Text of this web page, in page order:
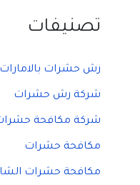
تصنيفات
رش حشرات بالامارات
شركة رش حشرات
شركة مكافحة
مكافحة حشرات
مكافحة حشرات